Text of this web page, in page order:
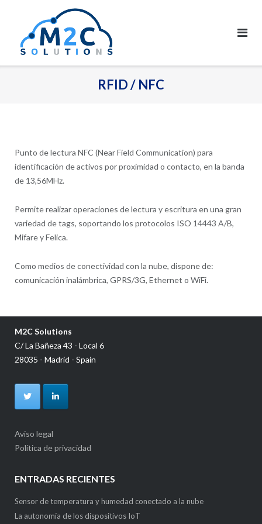
contenido
RFID / NFC
Punto de lectura NFC (Near Field Communication) para
identificación de activos por proximidad o contacto, en la banda
de 13,56MHz.
Permite realizar operaciones de lectura y escritura en una gran
variedad de tags, soportando los protocolos ISO 14443 A/B,
Mifare y Felica.
Como medios de conectividad con la nube, dispone de:
comunicación inalámbrica, GPRS/3G, Ethernet o WiFi.
M2C Solutions
C/ La Bañeza 43 - Local 6
28035 - Madrid - Spain
Aviso legal
Política de privacidad
ENTRADAS RECIENTES
Sensor de temperatura y humedad conectado a la nube
La autonomía de los dispositivos IoT